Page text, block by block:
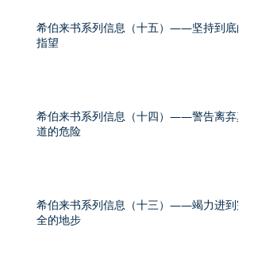
希伯来书系列信息（十五）——坚持到底的
指望
希伯来书系列信息（十四）——警告离弃真
道的危险
希伯来书系列信息（十三）——竭力进到完
全的地步